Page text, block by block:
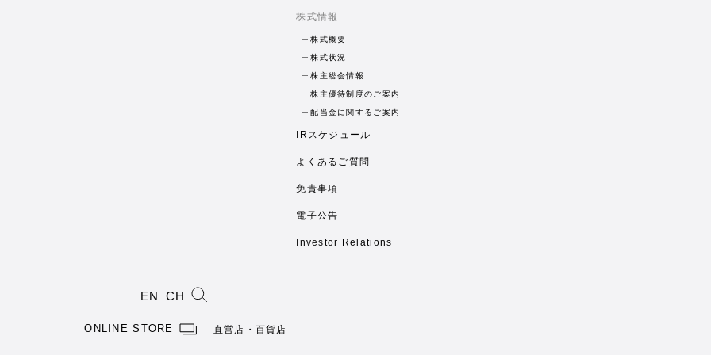
株式情報
株式概要
株式状況
株主総会情報
株主優待制度のご案内
配当金に関するご案内
IRスケジュール
よくあるご質問
免責事項
電子公告
Investor Relations
EN CH
ONLINE STORE 直営店・百貨店